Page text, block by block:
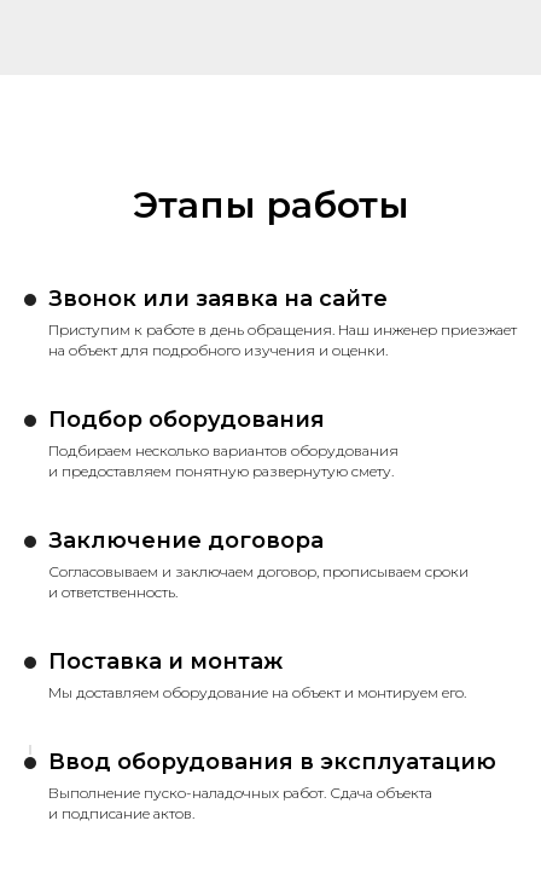
Этапы работы
Звонок или заявка на сайте
Приступим к работе в день обращения. Наш инженер приезжает
на объект для подробного изучения и оценки.
Подбор оборудования
Подбираем несколько вариантов оборудования
и предоставляем понятную развернутую смету.
Заключение договора
Согласовываем и заключаем договор, прописываем сроки
и ответственность.
Поставка и монтаж
Мы доставляем оборудование на объект и монтируем его.
Ввод оборудования в эксплуатацию
Выполнение пуско-наладочных работ. Сдача объекта
и подписание актов.